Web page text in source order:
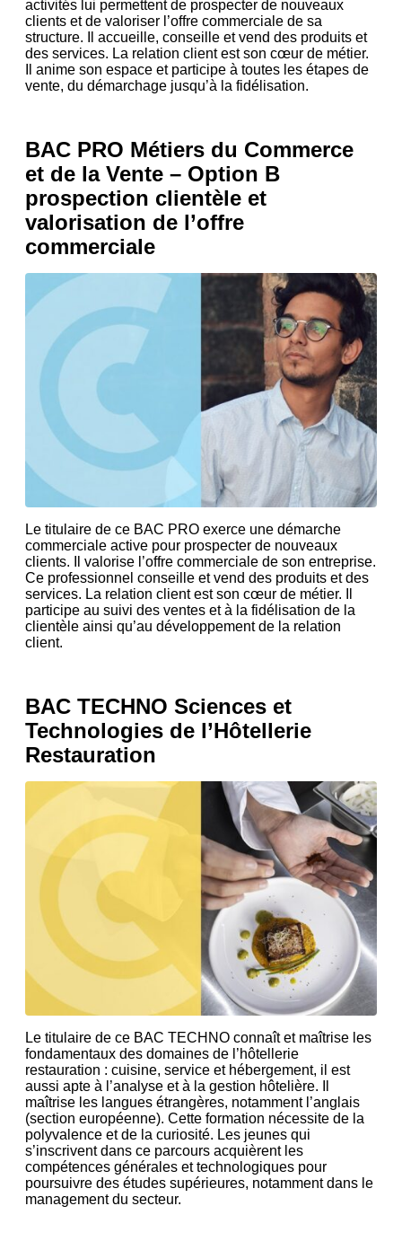
activités lui permettent de prospecter de nouveaux
clients et de valoriser l’offre commerciale de sa
structure. Il accueille, conseille et vend des produits et
des services. La relation client est son cœur de métier.
Il anime son espace et participe à toutes les étapes de
vente, du démarchage jusqu’à la fidélisation.
BAC PRO Métiers du Commerce
et de la Vente – Option B
prospection clientèle et
valorisation de l’offre
commerciale
Le titulaire de ce BAC PRO exerce une démarche
commerciale active pour prospecter de nouveaux
clients. Il valorise l’offre commerciale de son entreprise.
Ce professionnel conseille et vend des produits et des
services. La relation client est son cœur de métier. Il
participe au suivi des ventes et à la fidélisation de la
clientèle ainsi qu’au développement de la relation
client.
BAC TECHNO Sciences et
Technologies de l’Hôtellerie
Restauration
Le titulaire de ce BAC TECHNO connaît et maîtrise les
fondamentaux des domaines de l’hôtellerie
restauration : cuisine, service et hébergement, il est
aussi apte à l’analyse et à la gestion hôtelière. Il
maîtrise les langues étrangères, notamment l’anglais
(section européenne). Cette formation nécessite de la
polyvalence et de la curiosité. Les jeunes qui
s’inscrivent dans ce parcours acquièrent les
compétences générales et technologiques pour
poursuivre des études supérieures, notamment dans le
management du secteur.